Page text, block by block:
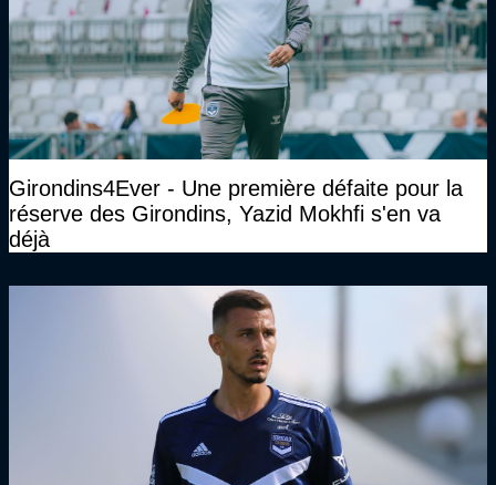
Girondins4Ever - Une première défaite pour la
réserve des Girondins, Yazid Mokhfi s'en va
déjà